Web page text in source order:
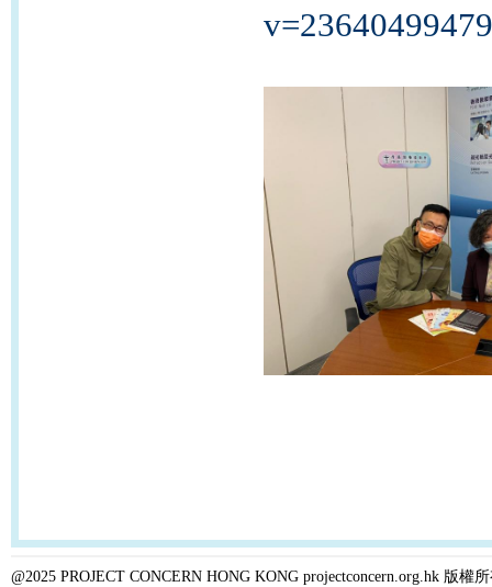
@2025 PROJECT CONCERN HONG KONG projectconcern.org.hk 版權